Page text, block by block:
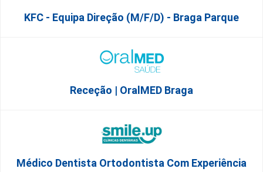
KFC - Equipa Direção (m/f/d) - Braga Parque
Receção | OralMED Braga
Médico Dentista Ortodontista Com Experiência